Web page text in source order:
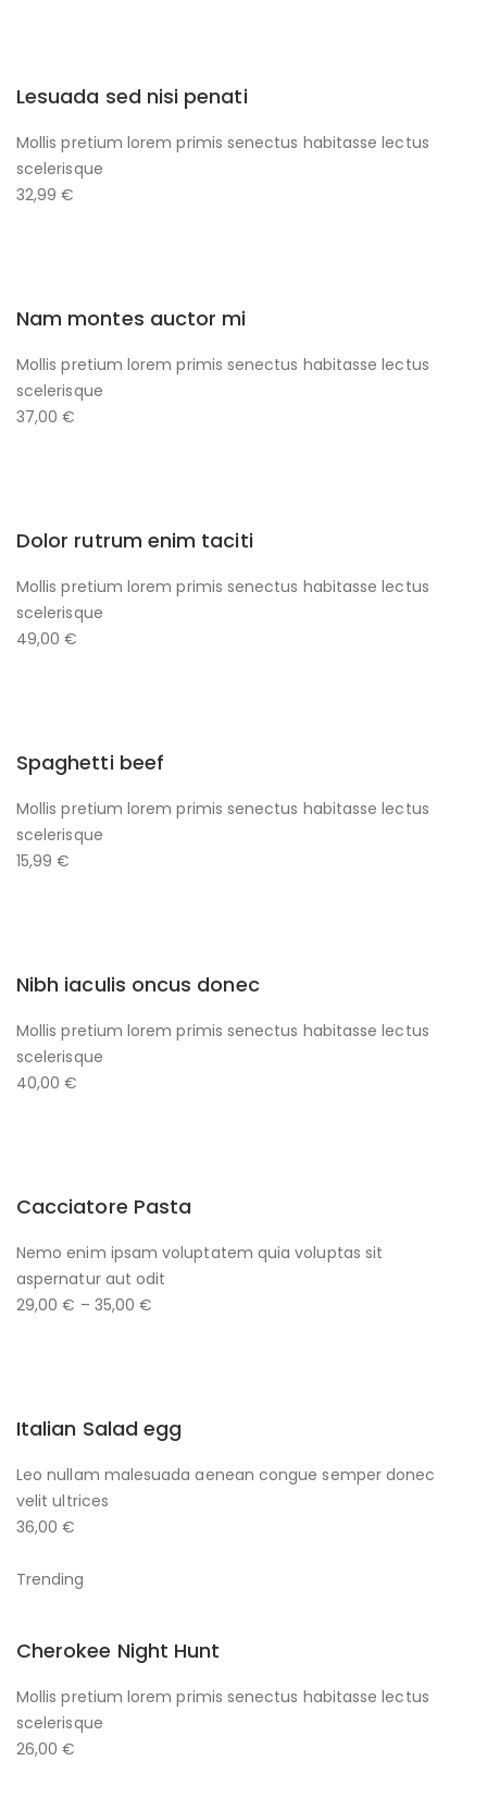
Lesuada sed nisi penati
Mollis pretium lorem primis senectus habitasse lectus
scelerisque
32,99 €
Nam montes auctor mi
Mollis pretium lorem primis senectus habitasse lectus
scelerisque
37,00 €
Dolor rutrum enim taciti
Mollis pretium lorem primis senectus habitasse lectus
scelerisque
49,00 €
Spaghetti beef
Mollis pretium lorem primis senectus habitasse lectus
scelerisque
15,99 €
Nibh iaculis oncus donec
Mollis pretium lorem primis senectus habitasse lectus
scelerisque
40,00 €
Cacciatore Pasta
Nemo enim ipsam voluptatem quia voluptas sit
aspernatur aut odit
29,00 € – 35,00 €
Italian Salad egg
Leo nullam malesuada aenean congue semper donec
velit ultrices
36,00 €
Trending
Cherokee Night Hunt
Mollis pretium lorem primis senectus habitasse lectus
scelerisque
26,00 €